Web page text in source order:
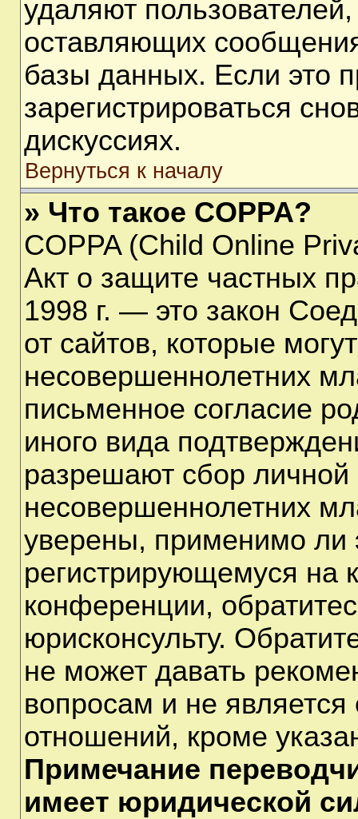
удаляют
оставляющих
базы данных. Если это
зарегистрироваться
дискуссиях.
Вернуться к началу
» Что такое COPPA?
COPPA (Child Online
Акт о защите частных
1998 г. — это закон
от сайтов, которые
несовершеннолетних
письменное согласие
иного вида
разрешают сбор
несовершеннолетних
уверены, применимо ли
регистрирующемуся на
конференции,
юрисконсульту.
не может давать
вопросам и не
отношений, кроме
Примечание
имеет юридической